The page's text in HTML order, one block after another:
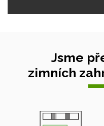
Jsme
zimních